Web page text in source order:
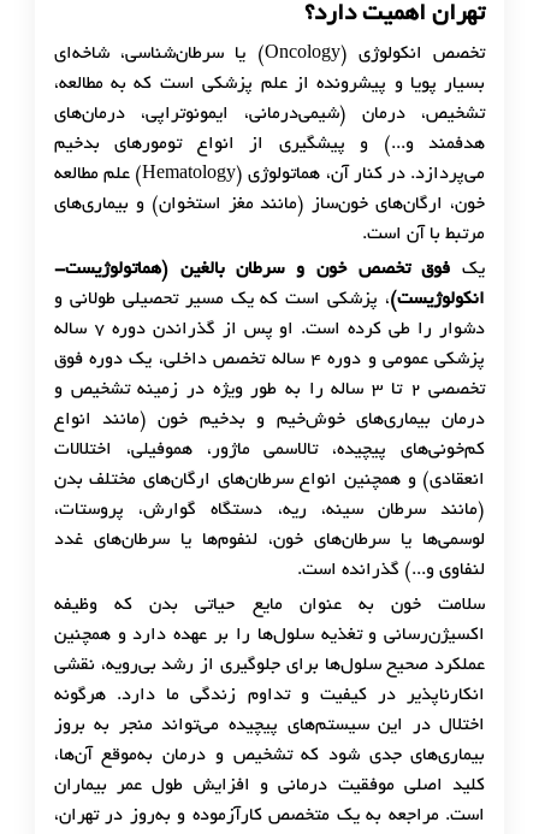
تهران اهمیت دارد؟
تخصص انکولوژی (Oncology) یا سرطان‌شناسی، شاخه‌ای
بسیار پویا و پیشرونده از علم پزشکی است که به مطالعه،
تشخیص، درمان (شیمی‌درمانی، ایمونوتراپی، درمان‌های
هدفمند و...) و پیشگیری از انواع تومورهای بدخیم
می‌پردازد. در کنار آن، هماتولوژی (Hematology) علم مطالعه
خون، ارگان‌های خون‌ساز (مانند مغز استخوان) و بیماری‌های
مرتبط با آن است.
یک فوق تخصص خون و سرطان بالغین (هماتولوژیست-
انکولوژیست)، پزشکی است که یک مسیر تحصیلی طولانی و
دشوار را طی کرده است. او پس از گذراندن دوره ۷ ساله
پزشکی عمومی و دوره ۴ ساله تخصص داخلی، یک دوره فوق
تخصصی ۲ تا ۳ ساله را به طور ویژه در زمینه تشخیص و
درمان بیماری‌های خوش‌خیم و بدخیم خون (مانند انواع
کم‌خونی‌های پیچیده، تالاسمی ماژور، هموفیلی، اختلالات
انعقادی) و همچنین انواع سرطان‌های ارگان‌های مختلف بدن
(مانند سرطان سینه، ریه، دستگاه گوارش، پروستات،
لوسمی‌ها یا سرطان‌های خون، لنفوم‌ها یا سرطان‌های غدد
لنفاوی و...) گذرانده است.
سلامت خون به عنوان مایع حیاتی بدن که وظیفه
اکسیژن‌رسانی و تغذیه سلول‌ها را بر عهده دارد و همچنین
عملکرد صحیح سلول‌ها برای جلوگیری از رشد بی‌رویه، نقشی
انکارناپذیر در کیفیت و تداوم زندگی ما دارد. هرگونه
اختلال در این سیستم‌های پیچیده می‌تواند منجر به بروز
بیماری‌های جدی شود که تشخیص و درمان به‌موقع آن‌ها،
کلید اصلی موفقیت درمانی و افزایش طول عمر بیماران
است. مراجعه به یک متخصص کارآزموده و به‌روز در تهران،